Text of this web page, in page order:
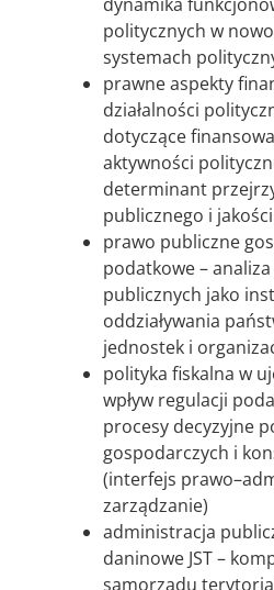
politycznych w
systemach
prawne aspekty
działalności
dotyczące
aktywności
determinant
publicznego i
prawo publiczne
podatkowe –
publicznych jako
oddziaływania
jednostek i
polityka fiskalna w
wpływ regulacji
procesy decyzyjne
gospodarczych i
(interfejs
zarządzanie)
administracja
daninowe JST –
samorządu